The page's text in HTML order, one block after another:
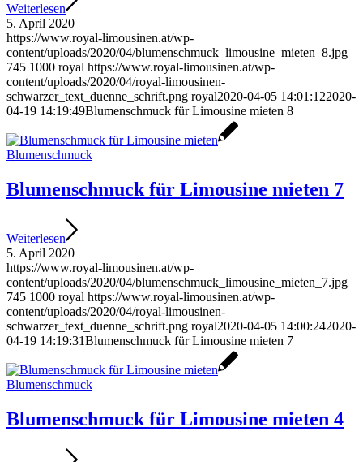
Weiterlesen
5. April 2020
https://www.royal-limousinen.at/wp-
content/uploads/2020/04/blumenschmuck_limousine_mieten_8.jpg
745 1000 royal https://www.royal-limousinen.at/wp-
content/uploads/2020/04/royal-limousinen-
schwarzer_text_duenne_schrift.png royal2020-04-05 14:01:122020-
04-19 14:19:49Blumenschmuck für Limousine mieten 8
Blumenschmuck
Blumenschmuck für Limousine mieten 7
Weiterlesen
5. April 2020
https://www.royal-limousinen.at/wp-
content/uploads/2020/04/blumenschmuck_limousine_mieten_7.jpg
745 1000 royal https://www.royal-limousinen.at/wp-
content/uploads/2020/04/royal-limousinen-
schwarzer_text_duenne_schrift.png royal2020-04-05 14:00:242020-
04-19 14:19:31Blumenschmuck für Limousine mieten 7
Blumenschmuck
Blumenschmuck für Limousine mieten 4